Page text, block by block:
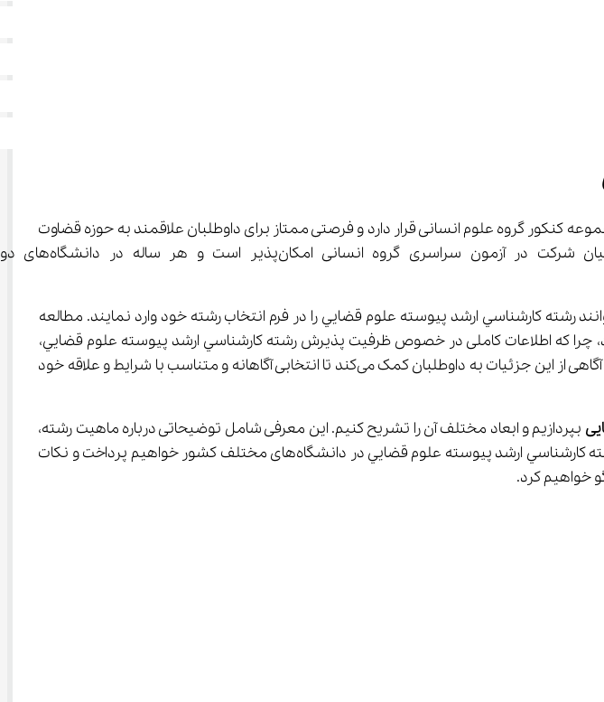
زیرمجموعه کنکور گروه علوم انسانی قرار دارد و فرصتی ممتاز برای داوطلبان علاقمند به حوزه قضاوت
و حقوق فراهم می‌آورد. انتخاب رشته ﻛﺎرﺷﻨﺎﺳﻲ ارﺷﺪ ﭘﻴﻮﺳﺘﻪ ﻋﻠﻮم
شرکت در کنکور سراسری و انتشار کارنامه اولیه، داوطلبان متقاضی ورود به دانشگاه می‌توانند رشته ﻛﺎرﺷﻨﺎﺳﻲ ارﺷﺪ ﭘﻴﻮﺳﺘﻪ ﻋﻠﻮم ﻗﻀﺎﻳﻲ را در فرم انتخاب رشته خود وارد نمایند. مطالعه
چرا که اطلاعات کاملی در خصوص ظرفیت پذیرش رشته ﻛﺎرﺷﻨﺎﺳﻲ ارﺷﺪ ﭘﻴﻮﺳﺘﻪ ﻋﻠﻮم ﻗﻀﺎﻳﻲ،
دوره‌های ارائه دهنده (روزانه، پردیس، آزاد)، و دانشگاه‌های پذیرنده در سراسر کشور ارائه می‌دهد. آگاهی از این جزئیات به داوطلبان کمک می‌کند تا انتخابی آگاهانه و متناسب با شرایط و علاقه خود
بپردازیم و ابعاد مختلف آن را تشریح کنیم. این معرفی شامل توضیحاتی درباره ماهیت رشته،
مزایای تحصیل در آن، و ساختار دوره تحصیلی خواهد بود. همچنین، به بررسی ظرفیت پذیرش رشته ﻛﺎرﺷﻨﺎﺳﻲ ارﺷﺪ ﭘﻴﻮﺳﺘﻪ ﻋﻠﻮم ﻗﻀﺎﻳﻲ در دانشگاه‌های مختلف کشور خواهیم پرداخت و نکات
خواهیم کرد.